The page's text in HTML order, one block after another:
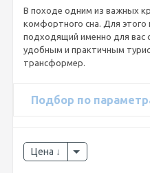
В походе одним из важных
комфортного сна. Для
подходящий именно для
удобным и практичным
трансформер.
Подбор по
Цена